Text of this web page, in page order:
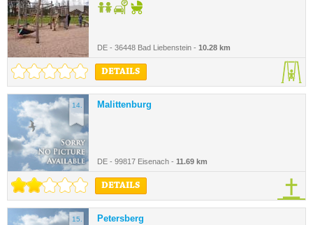
DE - 36448 Bad Liebenstein - 10.28 km
DETAILS
14. Malittenburg
DE - 99817 Eisenach - 11.69 km
DETAILS
15. Petersberg